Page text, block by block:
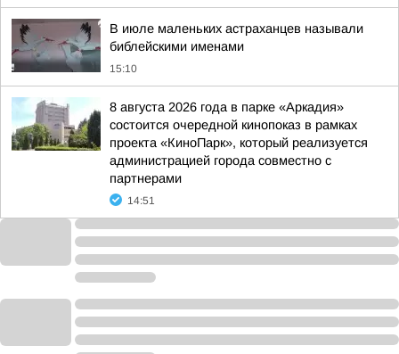
В июле маленьких астраханцев называли
библейскими именами
15:10
8 августа 2026 года в парке «Аркадия»
состоится очередной кинопоказ в рамках
проекта «КиноПарк», который реализуется
администрацией города совместно с
партнерами
14:51